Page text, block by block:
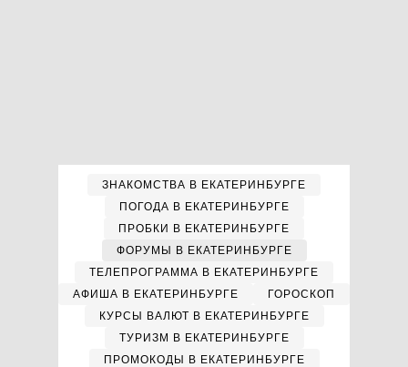
ЗНАКОМСТВА В ЕКАТЕРИНБУРГЕ
ПОГОДА В ЕКАТЕРИНБУРГЕ
ПРОБКИ В ЕКАТЕРИНБУРГЕ
ФОРУМЫ В ЕКАТЕРИНБУРГЕ
ТЕЛЕПРОГРАММА В ЕКАТЕРИНБУРГЕ
АФИША В ЕКАТЕРИНБУРГЕ
ГОРОСКОП
КУРСЫ ВАЛЮТ В ЕКАТЕРИНБУРГЕ
ТУРИЗМ В ЕКАТЕРИНБУРГЕ
ПРОМОКОДЫ В ЕКАТЕРИНБУРГЕ